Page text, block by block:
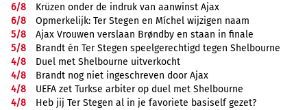
6/8
Krüzen onder de indruk van aanwinst Ajax
6/8
Opmerkelijk: Ter Stegen en Míchel wijzigen naam
5/8
Ajax Vrouwen verslaan Brøndby en staan in finale
5/8
Brandt én Ter Stegen speelgerechtigd tegen Shelbourne
4/8
Duel met Shelbourne uitverkocht
4/8
Brandt nog niet ingeschreven door Ajax
4/8
UEFA zet Turkse arbiter op duel met Shelbourne
4/8
Heb jij Ter Stegen al in je favoriete basiself gezet?